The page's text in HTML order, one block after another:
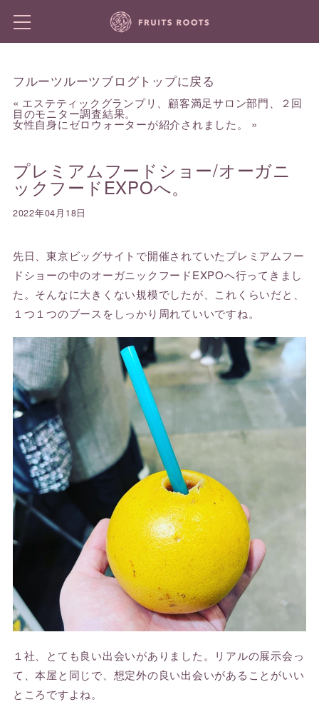
フルーツルーツブログトップに戻る
« エステティックグランプリ、顧客満足サロン部門、２回
目のモニター調査結果。
女性自身にゼロウォーターが紹介されました。 »
プレミアムフードショー/オーガニ
ックフードEXPOへ。
2022年04月18日
先日、東京ビッグサイトで開催されていたプレミアムフー
ドショーの中のオーガニックフードEXPOへ行ってきまし
た。そんなに大きくない規模でしたが、これくらいだと、
１つ１つのブースをしっかり周れていいですね。
１社、とても良い出会いがありました。リアルの展示会っ
て、本屋と同じで、想定外の良い出会いがあることがいい
ところですよね。